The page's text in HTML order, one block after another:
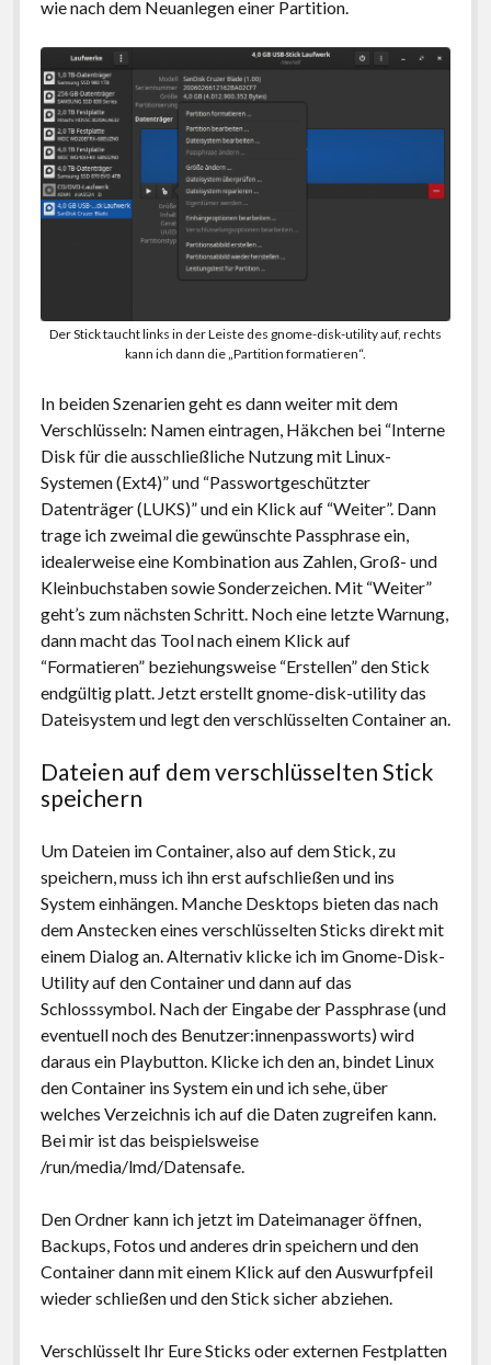
wie nach dem Neuanlegen einer Partition.
Der Stick taucht links in der Leiste des gnome-disk-utility auf, rechts
kann ich dann die „Partition formatieren“.
In beiden Szenarien geht es dann weiter mit dem
Verschlüsseln: Namen eintragen, Häkchen bei “Interne
Disk für die ausschließliche Nutzung mit Linux-
Systemen (Ext4)” und “Passwortgeschützter
Datenträger (LUKS)” und ein Klick auf “Weiter”. Dann
trage ich zweimal die gewünschte Passphrase ein,
idealerweise eine Kombination aus Zahlen, Groß- und
Kleinbuchstaben sowie Sonderzeichen. Mit “Weiter”
geht’s zum nächsten Schritt. Noch eine letzte Warnung,
dann macht das Tool nach einem Klick auf
“Formatieren” beziehungsweise “Erstellen” den Stick
endgültig platt. Jetzt erstellt gnome-disk-utility das
Dateisystem und legt den verschlüsselten Container an.
Dateien auf dem verschlüsselten Stick
speichern
Um Dateien im Container, also auf dem Stick, zu
speichern, muss ich ihn erst aufschließen und ins
System einhängen. Manche Desktops bieten das nach
dem Anstecken eines verschlüsselten Sticks direkt mit
einem Dialog an. Alternativ klicke ich im Gnome-Disk-
Utility auf den Container und dann auf das
Schlosssymbol. Nach der Eingabe der Passphrase (und
eventuell noch des Benutzer:innenpassworts) wird
daraus ein Playbutton. Klicke ich den an, bindet Linux
den Container ins System ein und ich sehe, über
welches Verzeichnis ich auf die Daten zugreifen kann.
Bei mir ist das beispielsweise
/run/media/lmd/Datensafe.
Den Ordner kann ich jetzt im Dateimanager öffnen,
Backups, Fotos und anderes drin speichern und den
Container dann mit einem Klick auf den Auswurfpfeil
wieder schließen und den Stick sicher abziehen.
Verschlüsselt Ihr Eure Sticks oder externen Festplatten